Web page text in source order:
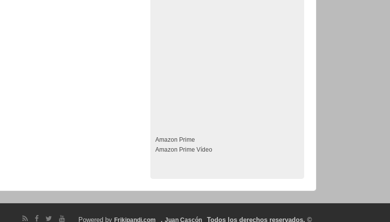
Amazon Prime
Amazon Prime Vídeo
Powered by Frikipandi.com . Juan Cascón Todos los derechos reservados. ©